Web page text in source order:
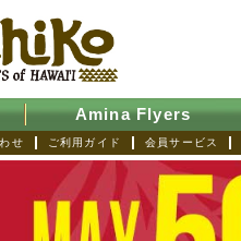
Amina Flyers
会員サービス
ご利用ガイド
せ